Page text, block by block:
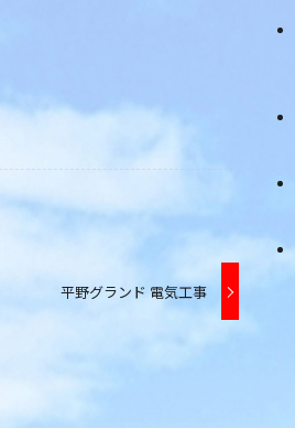
平野グランド 電気工事